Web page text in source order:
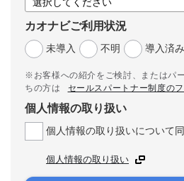
カオナビご利用状況
未導入
不明 導入済み
※お客様への紹介をご検討、またはパ
ちの方は
セールスパートナー制度の
個人情報の取り扱い
個人情報の取り扱いについて同
個人情報の取り扱い